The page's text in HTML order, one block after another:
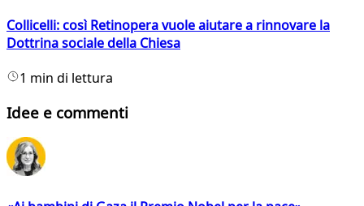
Collicelli: così Retinopera vuole aiutare a rinnovare la
Dottrina sociale della Chiesa
1 min di lettura
Idee e commenti